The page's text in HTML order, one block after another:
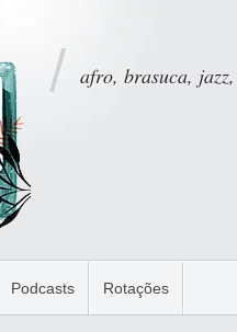
afro, brasuca,
Podcasts Rotações